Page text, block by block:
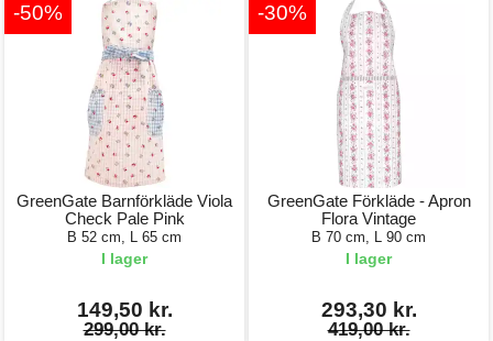
-50%
GreenGate Barnförkläde Viola
Check Pale Pink
B 52 cm, L 65 cm
I lager
149,50 kr.
299,00 kr.
-30%
GreenGate Förkläde - Apron
Flora Vintage
B 70 cm, L 90 cm
I lager
293,30 kr.
419,00 kr.